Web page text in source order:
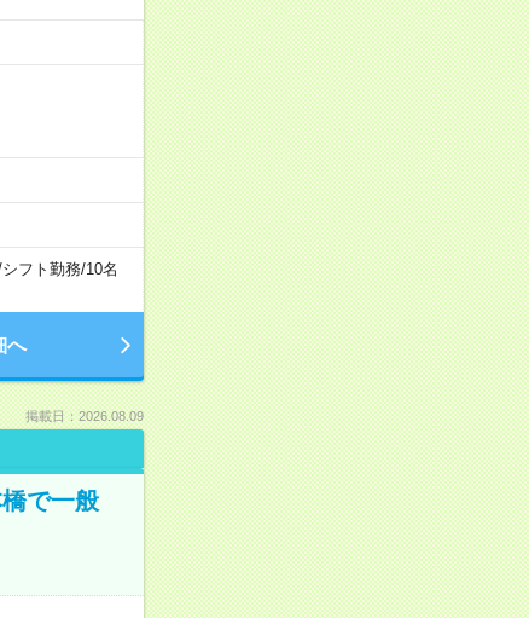
シフト勤務/10名
へ
掲載日：2026.08.09
で一般